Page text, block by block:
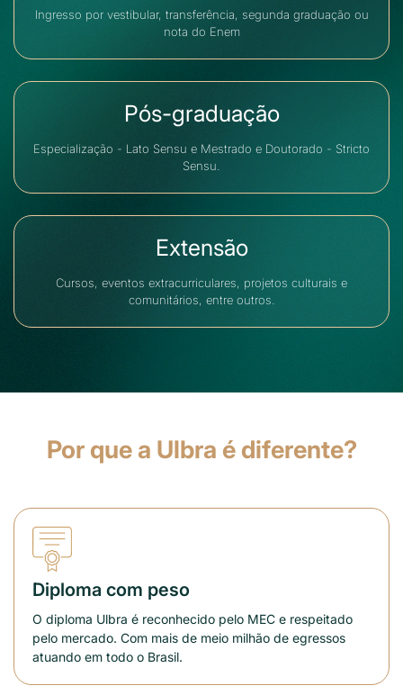
Ingresso por vestibular, transferência, segunda graduação ou
nota do Enem
Pós-graduação
Especialização - Lato Sensu e Mestrado e Doutorado - Stricto
Sensu.
Extensão
Cursos, eventos extracurriculares, projetos culturais e
comunitários, entre outros.
Por que a Ulbra é diferente?
Diploma com peso
O diploma Ulbra é reconhecido pelo MEC e respeitado
pelo mercado. Com mais de meio milhão de egressos
atuando em todo o Brasil.